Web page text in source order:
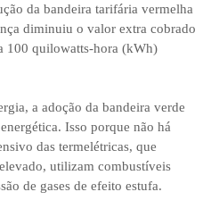
da bandeira tarifária vermelha
diminuiu o valor extra cobrado
100 quilowatts-hora (kWh)
a adoção da bandeira verde
Isso porque não há
das termelétricas, que
utilizam combustíveis
de gases de efeito estufa.